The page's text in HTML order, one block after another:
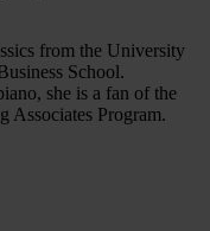
from the University
School.
she is a fan of the
Associates Program.